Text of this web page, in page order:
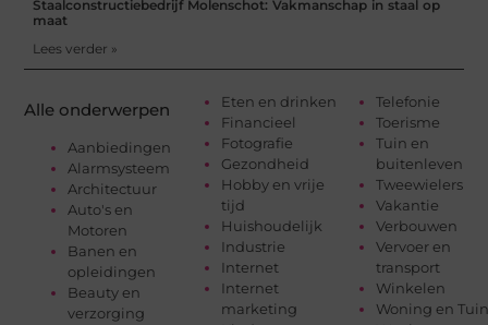
Alle onderwerpen
Aanbiedingen
Alarmsysteem
Architectuur
Auto's en
Motoren
Banen en
opleidingen
Beauty en
verzorging
Eten en drinken
Financieel
Fotografie
Gezondheid
Hobby en vrije
tijd
Huishoudelijk
Industrie
Internet
Internet
marketing
Telefonie
Toerisme
Tuin en
buitenleven
Tweewielers
Vakantie
Verbouwen
Vervoer en
transport
Winkelen
Woning en Tuin
Staalconstructiebedrijf Molenschot: Vakmanschap in staal op
maat
Lees verder »